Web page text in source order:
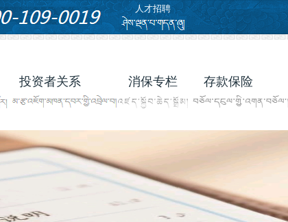
人才招聘
投资者关系 消保专栏 存款保险